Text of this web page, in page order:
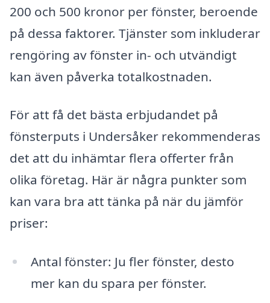
200 och 500 kronor per fönster, beroende
på dessa faktorer. Tjänster som inkluderar
rengöring av fönster in- och utvändigt
kan även påverka totalkostnaden.
För att få det bästa erbjudandet på
fönsterputs i Undersåker rekommenderas
det att du inhämtar flera offerter från
olika företag. Här är några punkter som
kan vara bra att tänka på när du jämför
priser:
Antal fönster: Ju fler fönster, desto
mer kan du spara per fönster.